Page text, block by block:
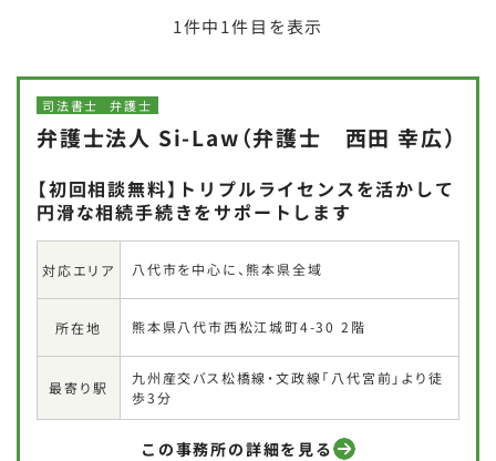
1件中1件目を表示
司法書士 弁護士
弁護士法人 Si-Law（弁護士 西田 幸広）
【初回相談無料】トリプルライセンスを活かして
円滑な相続手続きをサポートします
対応エリア 八代市を中心に、熊本県全域
所在地 熊本県八代市西松江城町4-30 2階
最寄り駅
九州産交バス松橋線・文政線「八代宮前」より徒
歩3分
この事務所の詳細を見る